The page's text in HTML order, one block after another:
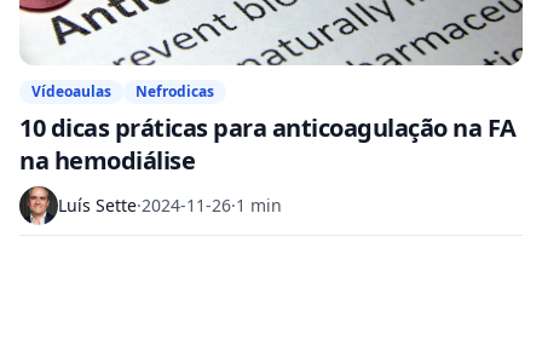
Vídeoaulas Nefrodicas
10 dicas práticas para anticoagulação na FA
na hemodiálise
Luís Sette·2024-11-26·1 min